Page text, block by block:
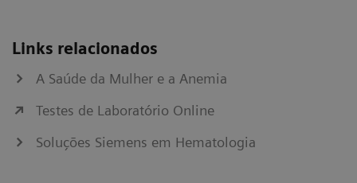
Links relacionados
A Saúde da Mulher e a Anemia
Testes de Laboratório Online
Soluções Siemens em Hematologia